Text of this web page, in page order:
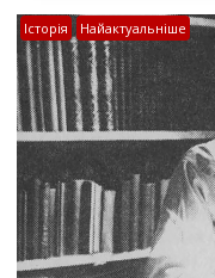
Історія Найактуальніше